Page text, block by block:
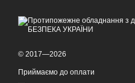
© 2017—2026
Приймаємо до оплати